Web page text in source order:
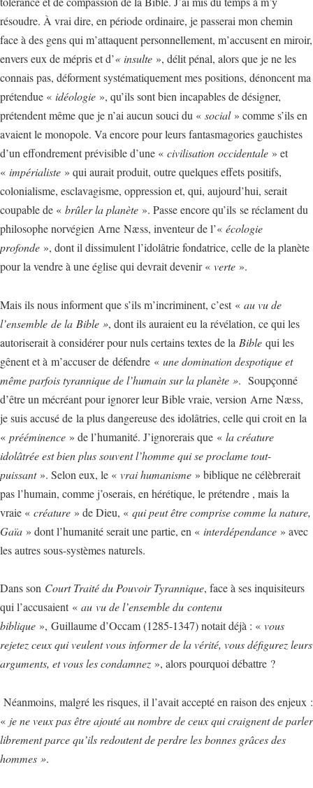
résoudre. À vrai dire, en période ordinaire, je passerai mon chemin
face à des gens qui m’attaquent personnellement, m’accusent en miroir,
envers eux de mépris et d’« insulte », délit pénal, alors que je ne les
connais pas, déforment systématiquement mes positions, dénoncent ma
prétendue « idéologie », qu’ils sont bien incapables de désigner,
prétendent même que je n’ai aucun souci du « social» comme s’ils en
avaient le monopole. Va encore pour leurs fantasmagories gauchistes
d’un effondrement prévisible d’une « civilisation occidentale » et
« impérialiste » qui aurait produit, outre quelques effets positifs,
colonialisme, esclavagisme, oppression et, qui, aujourd’hui, serait
coupable de « brûler la planète ». Passe encore qu’ils se réclament du
philosophe norvégien Arne Næss, inventeur de l’« écologie
profonde », dont il dissimulent l’idolâtrie fondatrice, celle de la planète
pour la vendre à une église qui devrait devenir « verte ».
Mais ils nous informent que s’ils m’incriminent, c’est « au vu de
l’ensemble de la Bible », dont ils auraient eu la révélation, ce qui les
autoriserait à considérer pour nuls certains textes de la Bible qui les
gênent et à m’accuser de défendre « une domination despotique et
même parfois tyrannique de l’humain sur la planète ». Soupçonné
d’être un mécréant pour ignorer leur Bible vraie, version Arne Næss,
je suis accusé de la plus dangereuse des idolâtries, celle qui croit en la
« prééminence » de l’humanité. J’ignorerais que « la créature
idolâtrée est bien plus souvent l’homme qui se proclame tout-
puissant». Selon eux, le « vrai humanisme » biblique ne célèbrerait
pas l’humain, comme j’oserais, en hérétique, le prétendre , mais la
vraie « créature » de Dieu, « qui peut être comprise comme la nature,
Gaïa » dont l’humanité serait une partie, en « interdépendance » avec
les autres sous-systèmes naturels.
Dans son Court Traité du Pouvoir Tyrannique, face à ses inquisiteurs
qui l’accusaient « au vu de l’ensemble du contenu
biblique », Guillaume d’Occam (1285-1347) notait déjà : « vous
rejetez ceux qui veulent vous informer de la vérité, vous défigurez leurs
arguments, et vous les condamnez », alors pourquoi débattre ?
Néanmoins, malgré les risques, il l’avait accepté en raison des enjeux :
« je ne veux pas être ajouté au nombre de ceux qui craignent de parler
librement parce qu’ils redoutent de perdre les bonnes grâces des
hommes ».